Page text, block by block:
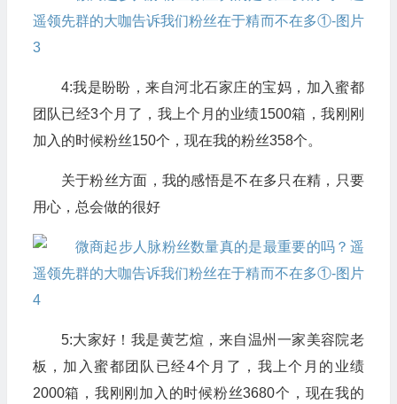
4:我是盼盼，来自河北石家庄的宝妈，加入蜜都
团队已经3个月了，我上个月的业绩1500箱，我刚刚
加入的时候粉丝150个，现在我的粉丝358个。
关于粉丝方面，我的感悟是不在多只在精，只要
用心，总会做的很好
5:大家好！我是黄艺煊，来自温州一家美容院老
板，加入蜜都团队已经4个月了，我上个月的业绩
2000箱，我刚刚加入的时候粉丝3680个，现在我的